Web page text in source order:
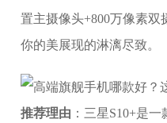
置主摄像头+800万像素
你的美展现的淋漓尽致。
推荐理由 ：三星S10+是